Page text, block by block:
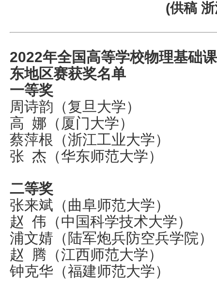
(供稿
2022年全国高等学校物理基础
东地区赛获奖名单
一等奖
周诗韵（复旦大学）
高 娜（厦门大学）
蔡萍根（浙江工业大学）
张 杰（华东师范大学）
二等奖
张来斌（曲阜师范大学）
赵 伟（中国科学技术大学）
浦文婧（陆军炮兵防空兵学院）
赵 腾（江西师范大学）
钟克华（福建师范大学）